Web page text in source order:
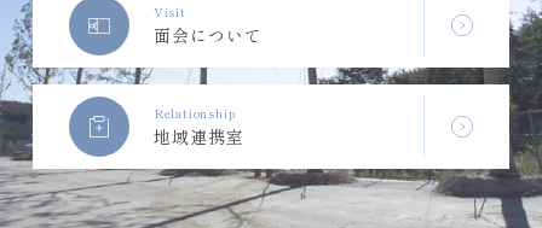
Visit
面会について
Relationship
地域連携室